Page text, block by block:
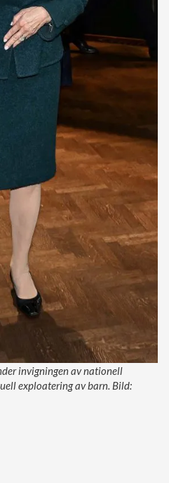
invigningen av nationell
exploatering av barn. Bild: